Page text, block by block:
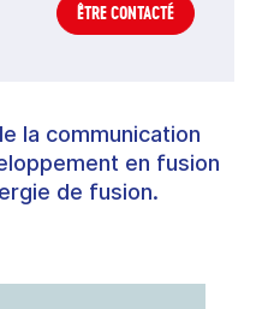
ÊTRE CONTACTÉ
la communication
en fusion
de fusion.